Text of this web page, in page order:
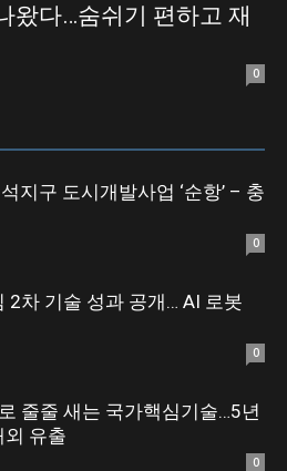
왔다…숨쉬기 편하고 재
0
지구 도시개발사업 ‘순항’ – 충
0
2차 기술 성과 공개… AI 로봇
0
줄줄 새는 국가핵심기술…5년
외 유출
0